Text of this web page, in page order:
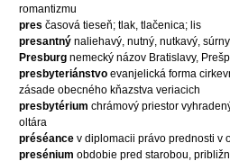
romantizmu
pres časová tieseň; tlak, tlačenica; lis
presantný naliehavý, nutný, nutkavý, súrny
Presburg nemecký názov Bratislavy,
presbyteriánstvo evanjelická forma
zásade obecného kňazstva veriacich
presbytérium chrámový priestor
oltára
préséance v diplomacii právo prednosti v
presénium obdobie pred starobou,